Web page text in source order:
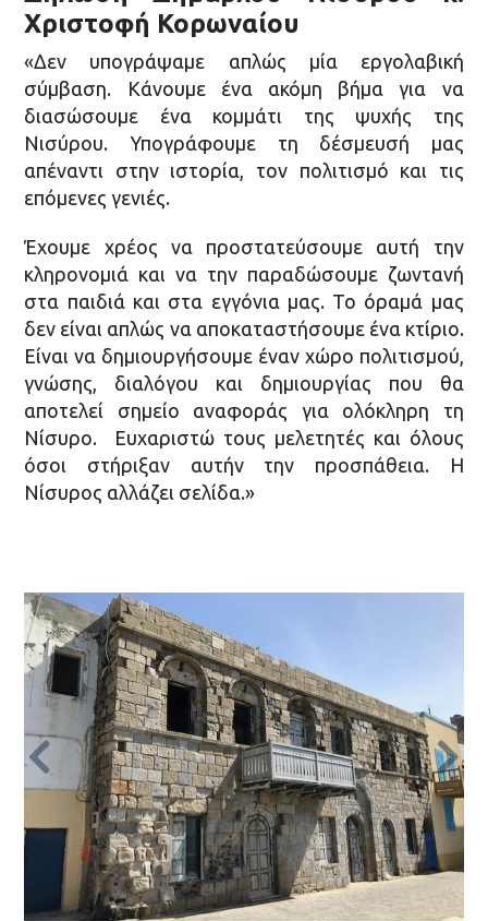
Χριστοφή Κορωναίου
«Δεν υπογράψαμε απλώς μία εργολαβική
σύμβαση. Κάνουμε ένα ακόμη βήμα για να
διασώσουμε ένα κομμάτι της ψυχής της
Νισύρου. Υπογράφουμε τη δέσμευσή μας
απέναντι στην ιστορία, τον πολιτισμό και τις
επόμενες γενιές.
Έχουμε χρέος να προστατεύσουμε αυτή την
κληρονομιά και να την παραδώσουμε ζωντανή
στα παιδιά και στα εγγόνια μας. Το όραμά μας
δεν είναι απλώς να αποκαταστήσουμε ένα κτίριο.
Είναι να δημιουργήσουμε έναν χώρο πολιτισμού,
γνώσης, διαλόγου και δημιουργίας που θα
αποτελεί σημείο αναφοράς για ολόκληρη τη
Νίσυρο. Ευχαριστώ τους μελετητές και όλους
όσοι στήριξαν αυτήν την προσπάθεια. Η
Νίσυρος αλλάζει σελίδα.»